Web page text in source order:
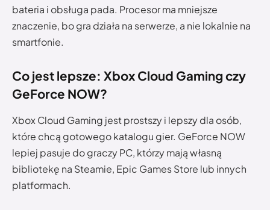
bateria i obsługa pada. Procesor ma mniejsze
znaczenie, bo gra działa na serwerze, a nie lokalnie na
smartfonie.
Co jest lepsze: Xbox Cloud Gaming czy
GeForce NOW?
Xbox Cloud Gaming jest prostszy i lepszy dla osób,
które chcą gotowego katalogu gier. GeForce NOW
lepiej pasuje do graczy PC, którzy mają własną
bibliotekę na Steamie, Epic Games Store lub innych
platformach.